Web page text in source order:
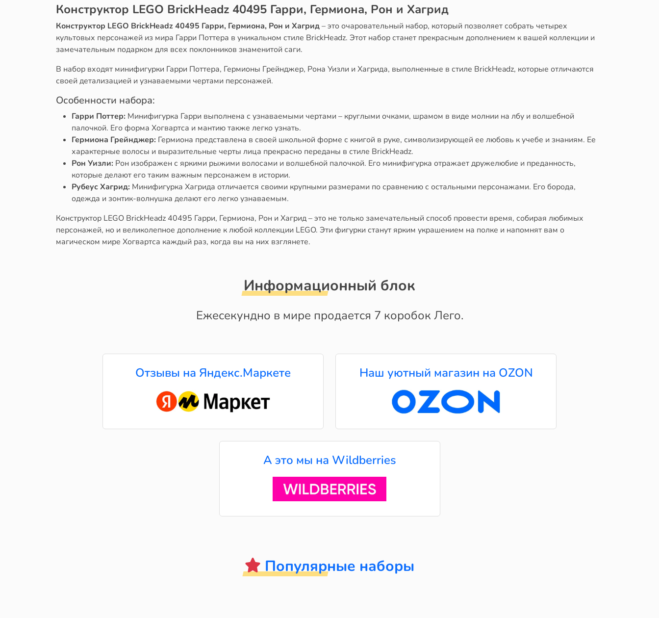
Конструктор LEGO BrickHeadz 40495 Гарри, Гермиона, Рон и Хагрид
Конструктор LEGO BrickHeadz 40495 Гарри, Гермиона, Рон и Хагрид– это очаровательный набор, который позволяет собрать четырех
культовых персонажей из мира Гарри Поттера в уникальном стиле BrickHeadz. Этот набор станет прекрасным дополнением к вашей коллекции и
замечательным подарком для всех поклонников знаменитой саги.
В набор входят минифигурки Гарри Поттера, Гермионы Грейнджер, Рона Уизли и Хагрида, выполненные в стиле BrickHeadz, которые отличаются
своей детализацией и узнаваемыми чертами персонажей.
Особенности набора:
Гарри Поттер: Минифигурка Гарри выполнена с узнаваемыми чертами – круглыми очками, шрамом в виде молнии на лбу и волшебной
палочкой. Его форма Хогвартса и мантию также легко узнать.
Гермиона Грейнджер: Гермиона представлена в своей школьной форме с книгой в руке, символизирующей ее любовь к учебе и знаниям. Ее
характерные волосы и выразительные черты лица прекрасно переданы в стиле BrickHeadz.
Рон Уизли: Рон изображен с яркими рыжими волосами и волшебной палочкой. Его минифигурка отражает дружелюбие и преданность,
которые делают его таким важным персонажем в истории.
Рубеус Хагрид: Минифигурка Хагрида отличается своими крупными размерами по сравнению с остальными персонажами. Его борода,
одежда и зонтик-волнушка делают его легко узнаваемым.
Конструктор LEGO BrickHeadz 40495 Гарри, Гермиона, Рон и Хагрид – это не только замечательный способ провести время, собирая любимых
персонажей, но и великолепное дополнение к любой коллекции LEGO. Эти фигурки станут ярким украшением на полке и напомнят вам о
магическом мире Хогвартса каждый раз, когда вы на них взглянете.
Информационный блок
Ежесекундно в мире продается 7 коробок Лего.
Отзывы на Яндекс.Маркете Наш уютный магазин на OZON
А это мы на Wildberries
Популярные наборы